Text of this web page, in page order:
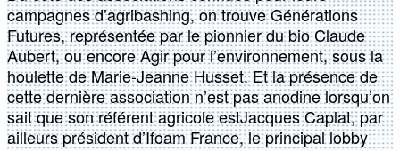
campagnes d’agribashing, on trouve Générations
Futures, représentée par le pionnier du bio Claude
Aubert, ou encore Agir pour l’environnement, sous la
houlette de Marie-Jeanne Husset. Et la présence de
cette dernière association n’est pas anodine lorsqu’on
sait que son référent agricole estJacques Caplat, par
ailleurs président d’Ifoam France, le principal lobby